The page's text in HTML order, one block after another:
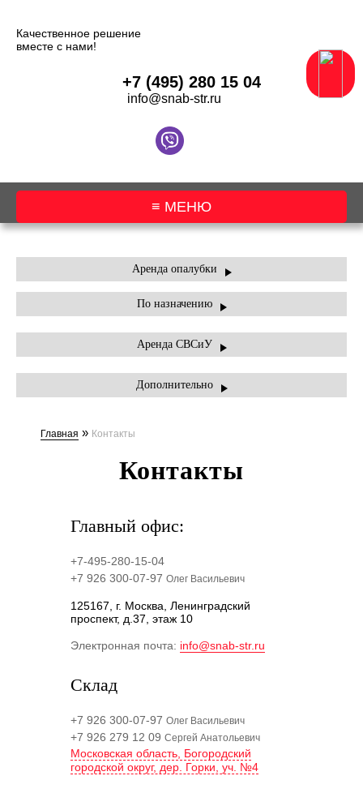
Качественное решение
вместе с нами!
+7 (495) 280 15 04
info@snab-str.ru
≡ МЕНЮ
О КОМПАНИИ
АРЕНДА ОБОРУДОВАНИЯ
АРЕНДА ТЕХНИКИ
КОНТАКТЫ
Аренда опалубки
По назначению
Аренда СВСиУ
Дополнительно
Главная » Контакты
Контакты
Главный офис:
+7-495-280-15-04
+7 926 300-07-97 Олег Васильевич
125167, г. Москва, Ленинградский
проспект, д.37, этаж 10
Электронная почта: info@snab-str.ru
Склад
+7 926 300-07-97 Олег Васильевич
+7 926 279 12 09 Сергей Анатольевич
Московская область, Богородский
городской округ, дер. Горки, уч. №4